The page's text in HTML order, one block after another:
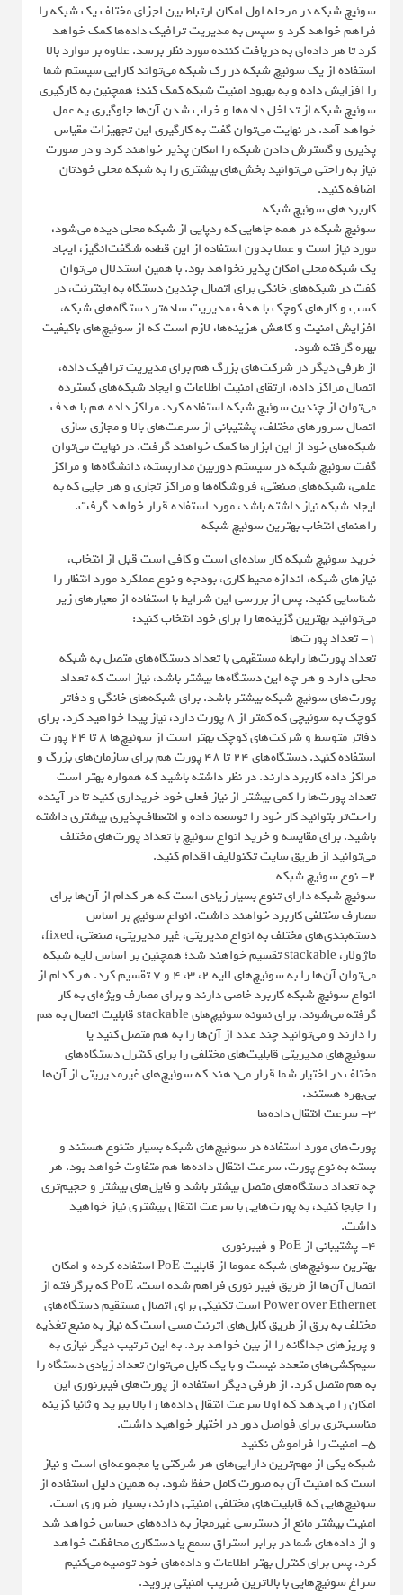
سوئیچ شبکه در مرحله اول امکان ارتباط بین اجزای مختلف یک شبکه را
فراهم خواهد کرد و سپس به مدیریت ترافیک داده‌ها کمک خواهد
کرد تا هر داده‌ای به دریافت کننده مورد نظر برسد. علاوه بر موارد بالا
استفاده از یک سوئیچ شبکه در رک شبکه می‌تواند کارایی سیستم شما
را افزایش داده و به بهبود امنیت شبکه کمک کند؛ همچنین به کارگیری
سوئیچ شبکه از تداخل داده‌ها و خراب شدن آن‌ها جلوگیری یه عمل
خواهد آمد. در نهایت می‌توان گفت به کارگیری این تجهیزات مقیاس
پذیری و گسترش دادن شبکه را امکان پذیر خواهند کرد و در صورت
نیاز به راحتی می‌توانید بخش‌های بیشتری را به شبکه محلی خودتان
اضافه کنید.
کاربردهای سوئیچ شبکه
سوئیچ شبکه در همه جاهایی که ردپایی از شبکه محلی دیده می‌شود،
مورد نیاز است و عملا بدون استفاده از این قطعه شگفت‌انگیز، ایجاد
یک شبکه محلی امکان پذیر نخواهد بود. با همین استدلال می‌توان
گفت در شبکه‌های خانگی برای اتصال چندین دستگاه به اینترنت، در
کسب و کارهای کوچک با هدف مدیریت ساده‌تر دستگاه‌های شبکه،
افزایش امنیت و کاهش هزینه‌ها، لازم است که از سوئیچ‌های باکیفیت
بهره گرفته شود.
از طرفی دیگر در شرکت‌های بزرگ هم برای مدیریت ترافیک داده،
اتصال مراکز داده، ارتقای امنیت اطلاعات و ایجاد شبکه‌های گسترده
می‌توان از چندین سوئیچ شبکه استفاده کرد. مراکز داده هم با هدف
اتصال سرورهای مختلف، پشتیبانی از سرعت‌های بالا و مجازی سازی
شبکه‌های خود از این ابزارها کمک خواهند گرفت. در نهایت می‌توان
گفت سوئیچ شبکه در سیستم دوربین مداربسته، دانشگاه‌ها و مراکز
علمی، شبکه‌های صنعتی، فروشگاه‌ها و مراکز تجاری و هر جایی که به
ایجاد شبکه نیاز داشته باشد، مورد استفاده قرار خواهد گرفت.
راهنمای انتخاب بهترین سوئیچ شبکه
خرید سوئیچ شبکه کار ساده‌ای است و کافی است قبل از انتخاب،
نیازهای شبکه، اندازه محیط کاری، بودجه و نوع عملکرد مورد انتظار را
شناسایی کنید. پس از بررسی این شرایط با استفاده از معیارهای زیر
می‌توانید بهترین گزینه‌ها را برای خود انتخاب کنید:
1- تعداد پورت‌ها
تعداد پورت‌ها رابطه مستقیمی با تعداد دستگاه‌های متصل به شبکه
محلی دارد و هر چه این دستگاه‌ها بیشتر باشد، نیاز است که تعداد
پورت‌های سوئیچ شبکه بیشتر باشد. برای شبکه‌های خانگی و دفاتر
کوچک به سوئیچی که کمتر از 8 پورت دارد، نیاز پیدا خواهید کرد. برای
دفاتر متوسط و شرکت‌های کوچک بهتر است از سوئیچ‌ها 8 تا 24 پورت
استفاده کنید. دستگاه‌های 24 تا 48 پورت هم برای سازمان‌های بزرگ و
مراکز داده کاربرد دارند. در نظر داشته باشید که همواره بهتر است
تعداد پورت‌ها را کمی بیشتر از نیاز فعلی خود خریداری کنید تا در آینده
راحت‌تر بتوانید کار خود را توسعه داده و انتعطاف‌پذیری بیشتری داشته
باشید. برای مقایسه و خرید انواع سوئیچ با تعداد پورت‌های مختلف
می‌توانید از طریق سایت تکنولایف اقدام کنید.
2- نوع سوئیچ شبکه
سوئیچ شبکه دارای تنوع بسیار زیادی است که هر کدام از آن‌ها برای
مصارف مختلفی کاربرد خواهند داشت. انواع سوئیچ بر اساس
دسته‌بندی‌های مختلف به انواع مدیریتی، غیر مدیریتی، صنعتی، fixed،
ماژولار، stackable تقسیم خواهند شد؛ همچنین بر اساس لایه شبکه
می‌توان آن‌ها را به سوئیچ‌های لایه 2، 3، 4 و 7 تقسیم کرد. هر کدام از
انواع سوئیچ شبکه کاربرد خاصی دارند و برای مصارف ویژه‌ای به کار
گرفته می‌شوند. برای نمونه سوئیچ‌های stackable قابلیت اتصال به هم
را دارند و می‌توانید چند عدد از آن‌ها را به هم متصل کنید یا
سوئیچ‌های مدیریتی قابلیت‌های مختلفی را برای کنترل دستگاه‌های
مختلف در اختیار شما قرار می‌دهند که سوئیچ‌های غیرمدیریتی از آن‌ها
بی‌بهره هستند.
3- سرعت انتقال داده‌ها
پورت‌های مورد استفاده در سوئیچ‌های شبکه بسیار متنوع هستند و
بسته به نوع پورت، سرعت انتقال داده‌ها هم متفاوت خواهد بود. هر
چه تعداد دستگاه‌‌های متصل بیشتر باشد و فایل‌های بیشتر و حجیم‌تری
را جابجا کنید، به پورت‌هایی با سرعت انتقال بیشتری نیاز خواهید
داشت.
4- پشتیبانی از PoE و فیبرنوری
بهترین سوئیچ‌های شبکه عموما از قابلیت PoE استفاده کرده و امکان
اتصال آن‌ها از طریق فیبر نوری فراهم شده است. PoE که برگرفته از
Power over Ethernet است تکنیکی برای اتصال مستقیم دستگاه‌های
مختلف به برق از طریق کابل‌های اترنت مسی است که نیاز به منبع تغذیه
و پریزهای جداگانه را از بین خواهد برد. به این ترتیب دیگر نیازی به
سیم‌کشی‌های متعدد نیست و با یک کابل می‌توان تعداد زیادی دستگاه را
به هم متصل کرد. از طرفی دیگر استفاده از پورت‌های فیبرنوری این
امکان را می‌دهد که اولا سرعت انتقال داده‌ها را بالا ببرید و ثانیا گزینه
مناسب‌تری برای فواصل دور در اختیار خواهید داشت.
5- امنیت را فراموش نکنید
شبکه یکی از مهم‌ترین دارایی‌های هر شرکتی یا مجموعه‌ای است و نیاز
است که امنیت آن به صورت کامل حفظ شود. به همین دلیل استفاده از
سوئیچ‌هایی که قابلیت‌های مختلفی امنیتی دارند، بسیار ضروری است.
امنیت بیشتر مانع از دسترسی غیرمجاز به داده‌های حساس خواهد شد
و از داده‌های شما در برابر استراق سمع یا دستکاری محافظت خواهد
کرد. پس برای کنترل بهتر اطلاعات و داده‌های خود توصیه می‌کنیم
سراغ سوئیچ‌هایی با بالاترین ضریب امنیتی بروید.